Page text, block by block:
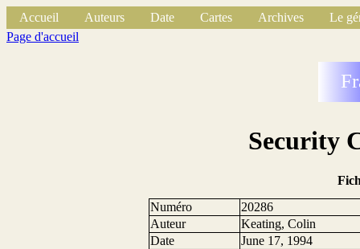
Accueil Auteurs Date Cartes Archives
Le
Page d'accueil
Security
Numéro
20286
Auteur
Keating, Colin
Date
June 17, 1994